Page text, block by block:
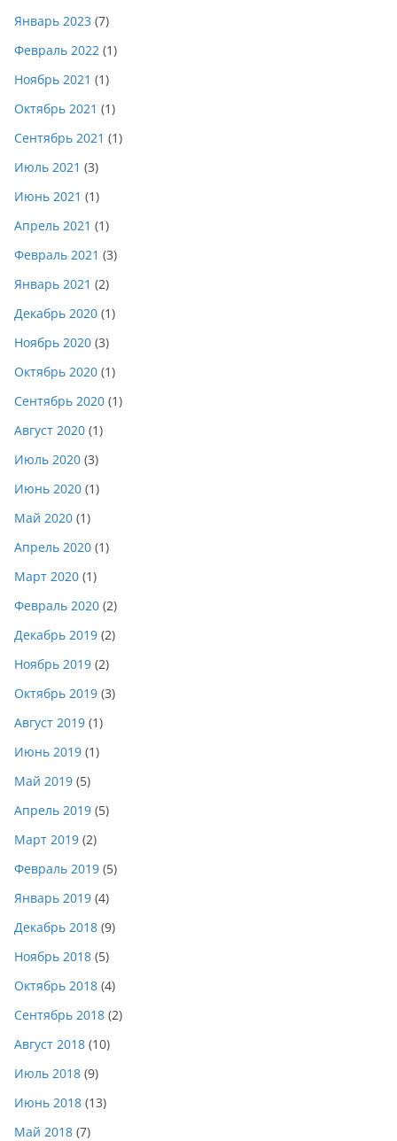
Январь 2023 (7)
Февраль 2022 (1)
Ноябрь 2021 (1)
Октябрь 2021 (1)
Сентябрь 2021 (1)
Июль 2021 (3)
Июнь 2021 (1)
Апрель 2021 (1)
Февраль 2021 (3)
Январь 2021 (2)
Декабрь 2020 (1)
Ноябрь 2020 (3)
Октябрь 2020 (1)
Сентябрь 2020 (1)
Август 2020 (1)
Июль 2020 (3)
Июнь 2020 (1)
Май 2020 (1)
Апрель 2020 (1)
Март 2020 (1)
Февраль 2020 (2)
Декабрь 2019 (2)
Ноябрь 2019 (2)
Октябрь 2019 (3)
Август 2019 (1)
Июнь 2019 (1)
Май 2019 (5)
Апрель 2019 (5)
Март 2019 (2)
Февраль 2019 (5)
Январь 2019 (4)
Декабрь 2018 (9)
Ноябрь 2018 (5)
Октябрь 2018 (4)
Сентябрь 2018 (2)
Август 2018 (10)
Июль 2018 (9)
Июнь 2018 (13)
Май 2018 (7)